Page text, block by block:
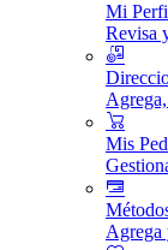
Mi
Revisa
Mis
Agrega